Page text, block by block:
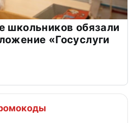
школьников обязали
«Госуслуги